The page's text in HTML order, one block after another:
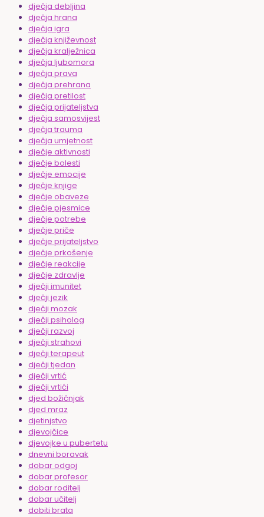
dječja debljina
dječja hrana
dječja igra
dječja književnost
dječja kralježnica
dječja ljubomora
dječja prava
dječja prehrana
dječja pretilost
dječja prijateljstva
dječja samosvijest
dječja trauma
dječja umjetnost
dječje aktivnosti
dječje bolesti
dječje emocije
dječje knjige
dječje obaveze
dječje pjesmice
dječje potrebe
dječje priče
dječje prijateljstvo
dječje prkošenje
dječje reakcije
dječje zdravlje
dječji imunitet
dječji jezik
dječji mozak
dječji psiholog
dječji razvoj
dječji strahovi
dječji terapeut
dječji tjedan
dječji vrtić
dječji vrtići
djed božićnjak
djed mraz
djetinjstvo
djevojčice
djevojke u pubertetu
dnevni boravak
dobar odgoj
dobar profesor
dobar roditelj
dobar učitelj
dobiti brata